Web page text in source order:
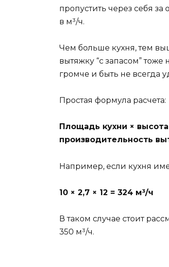
пропустить через себя
в м³/ч.
Чем больше кухня, тем
вытяжку “с запасом”
громче и быть не всегда
Простая формула расчета:
Площадь кухни ×
производительность
Например, если кухня
10 × 2,7 × 12 = 324 м³/ч
В таком случае стоит
350 м³/ч.